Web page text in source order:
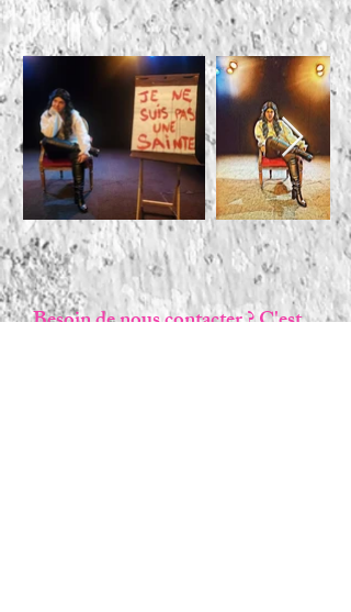
Besoin de nous contacter ? C'est